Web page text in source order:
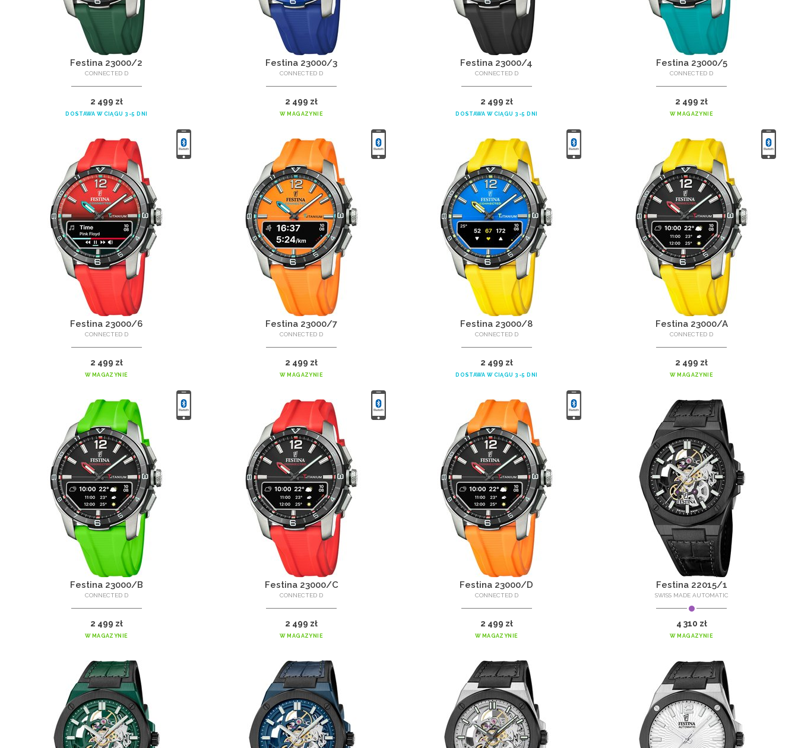
Festina 23000/2
CONNECTED D
2 499 zł
DOSTAWA W CIĄGU 3-5 DNI
Festina 23000/3
CONNECTED D
2 499 zł
W MAGAZYNIE
Festina 23000/4
CONNECTED D
2 499 zł
DOSTAWA W CIĄGU 3-5 DNI
Festina 23000/5
CONNECTED D
2 499 zł
W MAGAZYNIE
Festina 23000/6
CONNECTED D
2 499 zł
W MAGAZYNIE
Festina 23000/7
CONNECTED D
2 499 zł
W MAGAZYNIE
Festina 23000/8
CONNECTED D
2 499 zł
DOSTAWA W CIĄGU 3-5 DNI
Festina 23000/A
CONNECTED D
2 499 zł
W MAGAZYNIE
Festina 23000/B
CONNECTED D
2 499 zł
W MAGAZYNIE
Festina 23000/C
CONNECTED D
2 499 zł
W MAGAZYNIE
Festina 23000/D
CONNECTED D
2 499 zł
W MAGAZYNIE
Festina 22015/1
SWISS MADE AUTOMATIC
4 310 zł
W MAGAZYNIE